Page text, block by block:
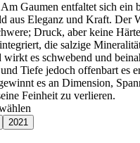
Gaumen entfaltet sich ein
aus Eleganz und Kraft. Der
Druck, aber keine
die salzige
wirkt es schwebend und
Tiefe jedoch offenbart es
es an Dimension,
Feinheit zu verlieren.
2021